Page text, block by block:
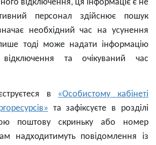
відключення, ця інформаціє є не
персонал здійснює пошук
необхідний час на усунення
тоді може надати інформацію
та очікуваний час
в «Особистому кабінеті
та зафіксуєте в розділі
поштову скриньку або номер
надходитимуть повідомлення із